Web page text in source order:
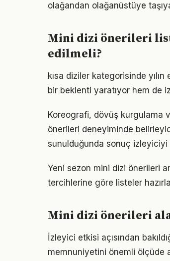
olağandan olağanüstüye
Mini dizi önerileri
edilmeli?
kısa diziler kategorisinde
bir beklenti yaratıyor hem de
Koreografi, dövüş kurgulama
önerileri deneyiminde
sunulduğunda sonuç izleyiciyi
Yeni sezon mini dizi önerileri
tercihlerine göre listeler
Mini dizi önerileri
İzleyici etkisi açısından
memnuniyetini önemli ölçüde